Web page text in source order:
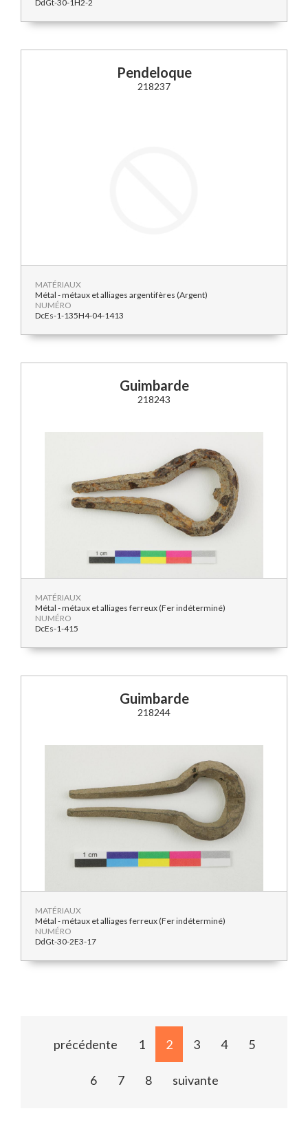
DdGt-30-1H2-2
Pendeloque
218237
MATÉRIAUX
Métal - métaux et alliages argentifères (Argent)
NUMÉRO
DcEs-1-135H4-04-1413
Guimbarde
218243
MATÉRIAUX
Métal - métaux et alliages ferreux (Fer indéterminé)
NUMÉRO
DcEs-1-415
Guimbarde
218244
MATÉRIAUX
Métal - métaux et alliages ferreux (Fer indéterminé)
NUMÉRO
DdGt-30-2E3-17
précédente 1 2 3 4 5
6 7 8 suivante